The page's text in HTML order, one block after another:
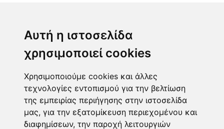
Αυτή η ιστοσελίδα
χρησιμοποιεί cookies
Χρησιμοποιούμε cookies και άλλες
τεχνολογίες εντοπισμού για την βελτίωση
της εμπειρίας περιήγησης στην ιστοσελίδα
μας, για την εξατομίκευση περιεχομένου και
διαφημίσεων, την παροχή λειτουργιών
ΛΟΤΤΟ
ΚΙΝΟ
EXTRA 5
Επικοινωνία
Φόρμα επικοινωνίας